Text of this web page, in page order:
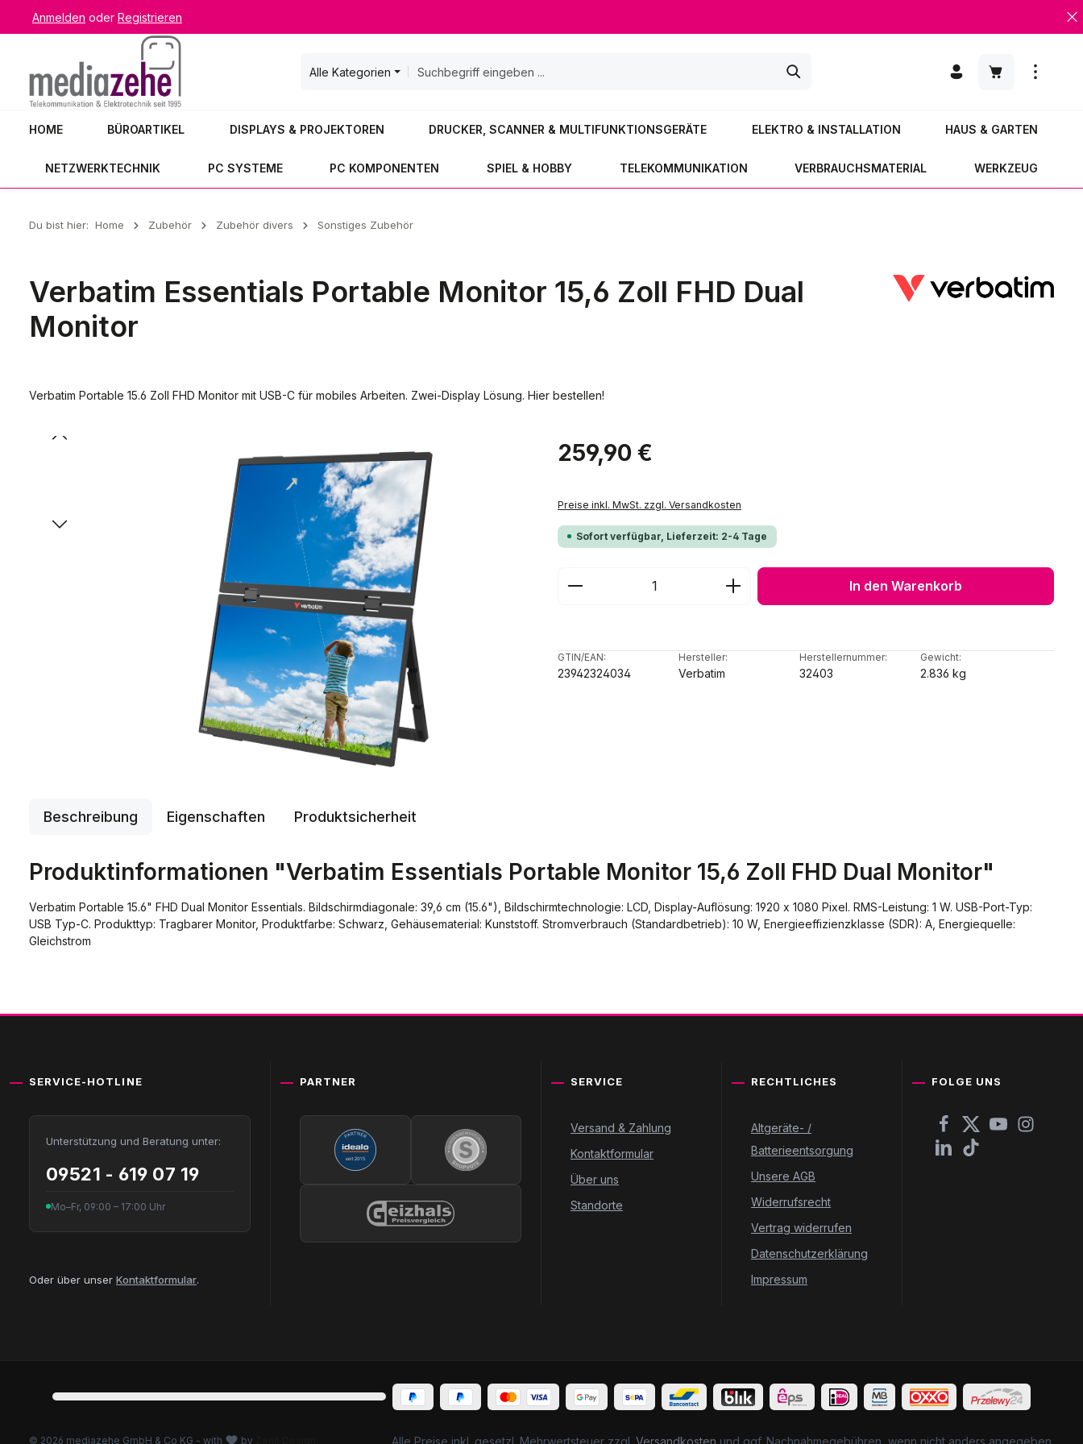
Hauptinhalt springen
Zur Suche springen
Zur Hauptnavigation springen
Anmelden oder Registrieren
Alle Kategorien
Warenkorb
HOME BÜROARTIKEL DISPLAYS & PROJEKTOREN DRUCKER, SCANNER & MULTIFUNKTIONSGERÄTE ELEKTRO & INSTALLATION HAUS & GARTEN
NETZWERKTECHNIK PC SYSTEME PC KOMPONENTEN SPIEL & HOBBY TELEKOMMUNIKATION VERBRAUCHSMATERIAL WERKZEUG
Du bist hier: Home Zubehör Zubehör divers Sonstiges Zubehör
Verbatim Essentials Portable Monitor 15,6 Zoll FHD Dual
Monitor
Verbatim Portable 15.6 Zoll FHD Monitor mit USB-C für mobiles Arbeiten. Zwei-Display Lösung. Hier bestellen!
Bildergalerie überspringen Regulärer Preis:
259,90 €
Preise inkl. MwSt. zzgl. Versandkosten
Sofort verfügbar, Lieferzeit: 2-4 Tage
Produkt Anzahl: Gib den gewünschten Wert ein oder
In den Warenkorb
GTIN/EAN:
23942324034
Hersteller:
Verbatim
Herstellernummer:
32403
Gewicht:
2.836 kg
Beschreibung Eigenschaften Produktsicherheit
Produktinformationen "Verbatim Essentials Portable Monitor 15,6 Zoll FHD Dual Monitor"
Verbatim Portable 15.6" FHD Dual Monitor Essentials. Bildschirmdiagonale: 39,6 cm (15.6"), Bildschirmtechnologie: LCD, Display-Auflösung: 1920 x 1080 Pixel. RMS-Leistung: 1 W. USB-Port-Typ:
USB Typ-C. Produkttyp: Tragbarer Monitor, Produktfarbe: Schwarz, Gehäusematerial: Kunststoff. Stromverbrauch (Standardbetrieb): 10 W, Energieeffizienzklasse (SDR): A, Energiequelle:
Gleichstrom
SERVICE-HOTLINE
Unterstützung und Beratung unter:
09521 - 619 07 19
Mo–Fr, 09:00 – 17:00 Uhr
Oder über unser Kontaktformular.
PARTNER SERVICE
Versand & Zahlung
Kontaktformular
Über uns
Standorte
RECHTLICHES
Altgeräte- /
Batterieentsorgung
Unsere AGB
Widerrufsrecht
Vertrag widerrufen
Datenschutzerklärung
Impressum
FOLGE UNS
© 2026 mediazehe GmbH & Co KG - with by Alle Preise inkl. gesetzl. Mehrwertsteuer zzgl. Versandkosten und ggf. Nachnahmegebühren, wenn nicht anders angegeben.